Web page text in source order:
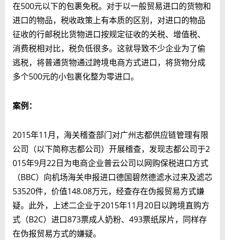
在500元以下的包裹免税。对于以一般贸易进口的货物和
进口的物品，税收政策上有本质的区别，对进口的物品
征收的行邮税比货物进口按规定征收的关税、增值税、
消费税相对比，税负低很多。这就导致不少企业为了偷
逃税，将普通货物通过跨境电商方式进口，将货物分成
多个500元的小包裹化整为零进口。
案例：
2015年11月，海关稽查部门对广州志都供应链管理有限
公司（以下简称志都公司）开展稽查，发现志都公司于2
015年9月22日为电商企业普云公司以网购保税进口方式
（BBC）向机场海关申报进口德国碧然德滤水过来及滤芯
53520件，价值148.08万元，经查存在伪报贸易方式嫌
疑。此外，上述二企业于2015年11月20日以跨境直购方
式（B2C）进口873票成人奶粉、493票纸尿片，同样存
在伪报贸易方式的嫌疑。